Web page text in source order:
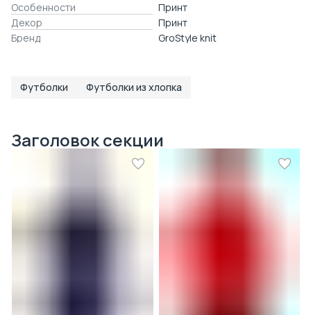
Особенности
Принт
Декор
Принт
Бренд
GroStyle knit
Футболки Футболки из хлопка
Заголовок секции